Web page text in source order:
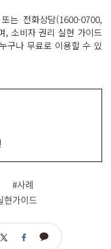
또는 전화상담(1600-0700,
, 소비자 권리 실현 가이드
구나 무료로 이용할 수 있
#사례
현가이드
트 페 카